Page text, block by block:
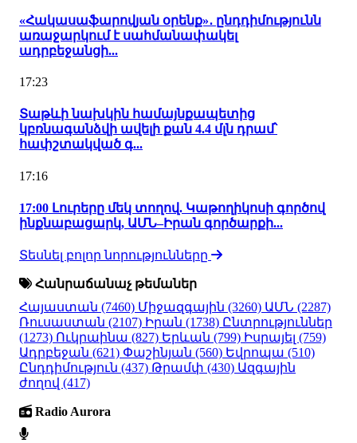
«Հակասաֆարովյան օրենք»․ ընդդիմությունն
առաջարկում է սահմանափակել
ադրբեջանցի...
17:23
Տաթևի նախկին համայնքապետից
կբռնագանձվի ավելի քան 4.4 մլն դրամ՝
հափշտակված գ...
17:16
17:00 Լուրերը մեկ տողով. Կաթողիկոսի գործով
ինքնաբացարկ, ԱՄՆ–Իրան գործարքի...
Տեսնել բոլոր նորությունները
Հանրաճանաչ թեմաներ
Հայաստան (7460) Միջազգային (3260) ԱՄՆ (2287)
Ռուսաստան (2107) Իրան (1738) Ընտրություններ
(1273) Ուկրաինա (827) Երևան (799) Իսրայել (759)
Ադրբեջան (621) Փաշինյան (560) Եվրոպա (510)
Ընդդիմություն (437) Թրամփ (430) Ազգային
ժողով (417)
Radio Aurora